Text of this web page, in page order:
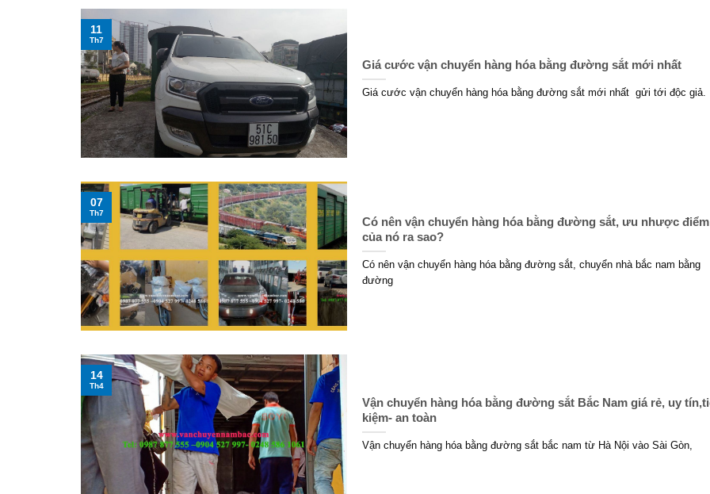
Giá cước vận chuyển hàng hóa bằng đường sắt mới nhất
Giá cước vận chuyển hàng hóa bằng đường sắt mới nhất gửi tới độc giả.
11
Th7
Có nên vận chuyển hàng hóa bằng đường sắt, ưu nhược điểm
của nó ra sao?
Có nên vận chuyển hàng hóa bằng đường sắt, chuyển nhà bắc nam bằng
đường
07
Th7
Vận chuyển hàng hóa bằng đường sắt Bắc Nam giá rẻ, uy
kiệm- an toàn
Vận chuyển hàng hóa bằng đường sắt bắc nam từ Hà Nội vào Sài Gòn,
14
Th4